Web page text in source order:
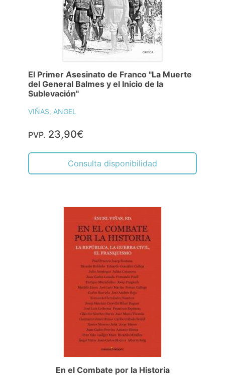
El Primer Asesinato de Franco "La Muerte
del General Balmes y el Inicio de la
Sublevación"
VIÑAS, ANGEL
PVP. 23,90€
Consulta disponibilidad
En el Combate por la Historia